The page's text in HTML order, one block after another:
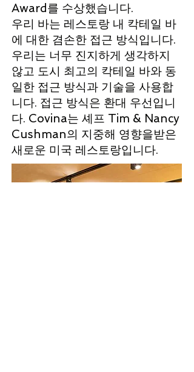
Award를 수상했습니다.
우리 바는 레스토랑 내 칵테일 바
에 대한 겸손한 접근 방식입니다.
우리는 너무 진지하게 생각하지
않고 도시 최고의 칵테일 바와 동
일한 접근 방식과 기술을 사용합
니다. 접근 방식은 환대 우선입니
다. Covina는 셰프 Tim & Nancy
Cushman의 지중해 영향을받은
새로운 미국 레스토랑입니다.